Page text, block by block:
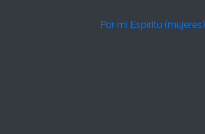
Por mi Espíritu (mujeres)